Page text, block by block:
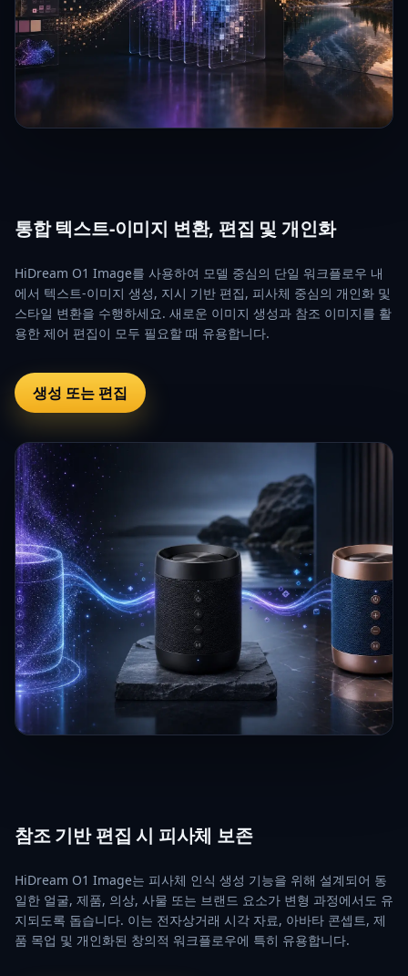
통합 텍스트-이미지 변환, 편집 및 개인화
HiDream O1 Image를 사용하여 모델 중심의 단일 워크플로우 내
에서 텍스트-이미지 생성, 지시 기반 편집, 피사체 중심의 개인화 및
스타일 변환을 수행하세요. 새로운 이미지 생성과 참조 이미지를 활
용한 제어 편집이 모두 필요할 때 유용합니다.
생성 또는 편집
참조 기반 편집 시 피사체 보존
HiDream O1 Image는 피사체 인식 생성 기능을 위해 설계되어 동
일한 얼굴, 제품, 의상, 사물 또는 브랜드 요소가 변형 과정에서도 유
지되도록 돕습니다. 이는 전자상거래 시각 자료, 아바타 콘셉트, 제
품 목업 및 개인화된 창의적 워크플로우에 특히 유용합니다.